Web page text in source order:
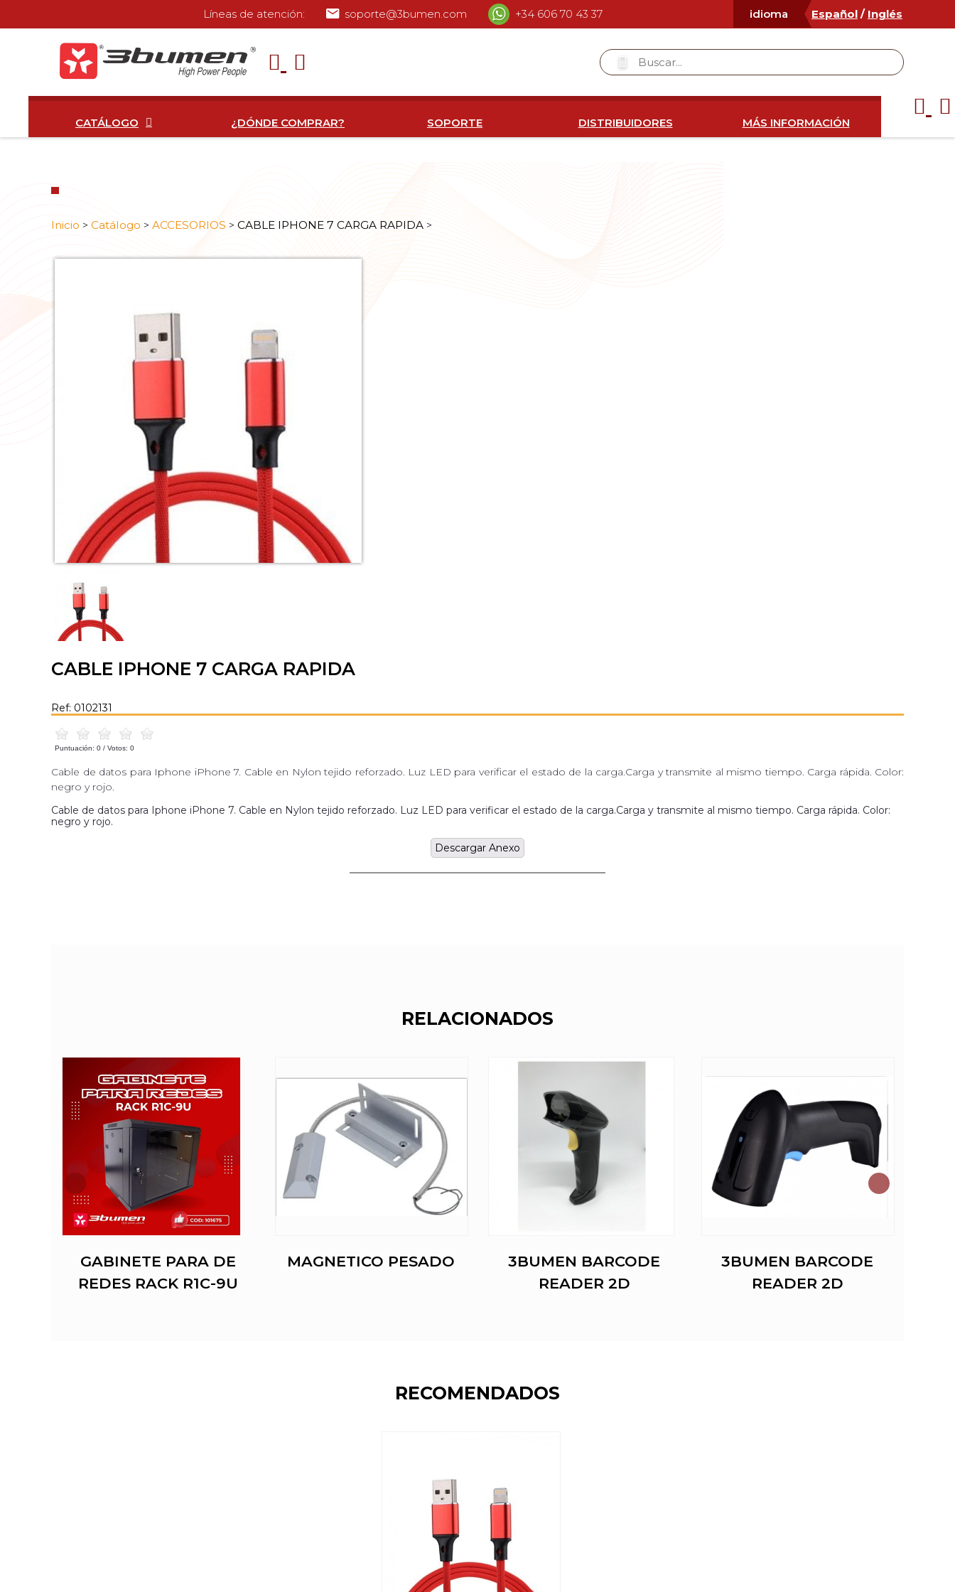
Líneas de atención: soporte@3bumen.com +34 606 70 43 37 idioma Español / Inglés
CATÁLOGO ¿DÓNDE COMPRAR? SOPORTE DISTRIBUIDORES MÁS INFORMACIÓN
Inicio > Catálogo > ACCESORIOS > CABLE IPHONE 7 CARGA RAPIDA >
CABLE IPHONE 7 CARGA RAPIDA
Ref: 0102131
Puntuación: 0 / Votos: 0
Cable de datos para Iphone iPhone 7. Cable en Nylon tejido reforzado. Luz LED para verificar el estado de la carga.Carga y transmite al mismo tiempo. Carga rápida. Color:
negro y rojo.
Cable de datos para Iphone iPhone 7. Cable en Nylon tejido reforzado. Luz LED para verificar el estado de la carga.Carga y transmite al mismo tiempo. Carga rápida. Color:
negro y rojo.
Descargar Anexo
RELACIONADOS
GABINETE PARA DE
REDES RACK R1C-9U
MAGNETICO PESADO
3BUMEN BARCODE
READER 2D
3BUMEN BARCODE
READER 2D
RECOMENDADOS